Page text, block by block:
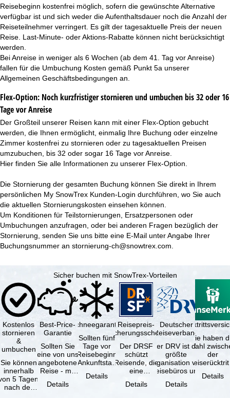
Reisebeginn kostenfrei möglich, sofern die gewünschte Alternative
verfügbar ist und sich weder die Aufenthaltsdauer noch die Anzahl der
Reiseteilnehmer verringert. Es gilt der tagesaktuelle Preis der neuen
Reise. Last-Minute- oder Aktions-Rabatte können nicht berücksichtigt
werden.
Bei Anreise in weniger als 6 Wochen (ab dem 41. Tag vor Anreise)
fallen für die Umbuchung Kosten gemäß Punkt 5a unserer
Allgemeinen Geschäftsbedingungen an.
Flex-Option: Noch kurzfristiger stornieren und umbuchen bis 32 oder 16
Tage vor Anreise
Der Großteil unserer Reisen kann mit einer Flex-Option gebucht
werden, die Ihnen ermöglicht, einmalig Ihre Buchung oder einzelne
Zimmer kostenfrei zu stornieren oder zu tagesaktuellen Preisen
umzubuchen, bis 32 oder sogar 16 Tage vor Anreise.
Hier finden Sie alle Informationen zu unserer Flex-Option
Die Stornierung der gesamten Buchung können Sie direkt in Ihrem
persönlichen My SnowTrex Kunden-Login durchführen, wo Sie auch
die aktuellen Stornierungskosten einsehen können.
Um Konditionen für Teilstornierungen, Ersatzpersonen oder
Umbuchungen anzufragen, oder bei anderen Fragen bezüglich der
Stornierung, senden Sie uns bitte eine E-Mail unter Angabe Ihrer
Buchungsnummer an stornierung-ch@snowtrex.com
Sicher buchen mit SnowTrex-Vorteilen
Kostenlos
stornieren
&
umbuchen
Sie können
innerhalb
5 Tagen
nach der
Best-Price-
Garantie
Sollten Sie
eine von uns
angebotene
Reise - mit
Leistung und
Details
Schneegarantie
Sollten fünf
Tage vor
Reisebeginn
(Ankunftstag)
Schneemangel
Details
Reisepreis-
Sicherungsschein
Der DRSF
schützt
Reisende, die
eine
oder
Details
Deutscher
Reiseverband
Der DRV ist die
größte
Organisation von
Reisebüros und
Reiseveranstaltern
in …
Details
Sie haben
Wahl
der
(inklusive
Details